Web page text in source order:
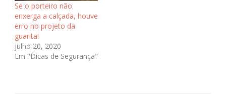
Se o porteiro não
enxerga a calçada, houve
erro no projeto da
guarita!
julho 20, 2020
Em "Dicas de Segurança"